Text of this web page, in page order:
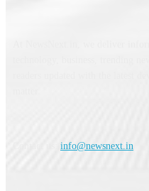
info@newsnext.in